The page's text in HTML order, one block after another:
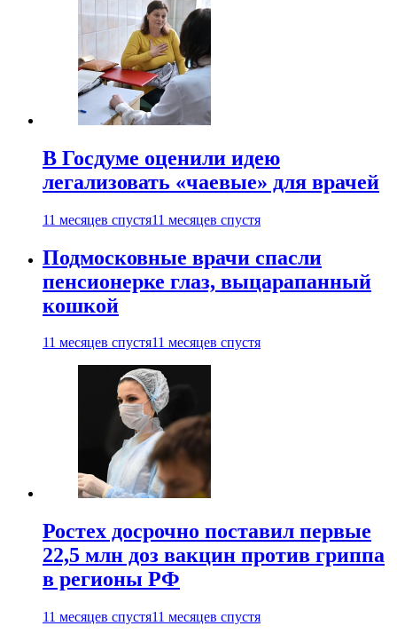
В Госдуме оценили идею
легализовать «чаевые» для врачей
11 месяцев спустя11 месяцев спустя
Подмосковные врачи спасли
пенсионерке глаз, выцарапанный
кошкой
11 месяцев спустя11 месяцев спустя
Ростех досрочно поставил первые
22,5 млн доз вакцин против гриппа
в регионы РФ
11 месяцев спустя11 месяцев спустя